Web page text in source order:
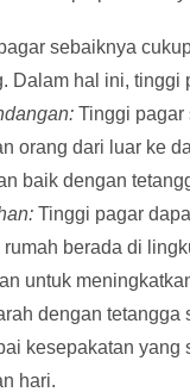
sebaiknya
Dalam hal ini,
Tinggi pagar
orang dari luar ke
baik dengan
Tinggi pagar
rumah berada di
untuk
dengan
kesepakatan
hari.